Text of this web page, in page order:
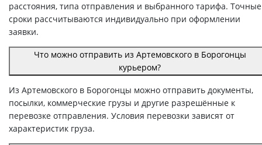
расстояния, типа отправления и выбранного тарифа. Точные
сроки рассчитываются индивидуально при оформлении
заявки.
Что можно отправить из Артемовского в Борогонцы
курьером?
Из Артемовского в Борогонцы можно отправить документы,
посылки, коммерческие грузы и другие разрешённые к
перевозке отправления. Условия перевозки зависят от
характеристик груза.